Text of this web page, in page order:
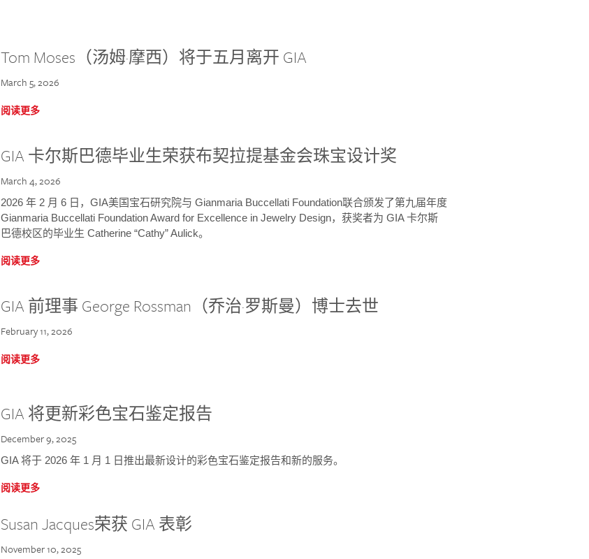
Tom Moses（汤姆·摩西）将于五月离开 GIA
March 5, 2026
阅读更多
GIA 卡尔斯巴德毕业生荣获布契拉提基金会珠宝设计奖
March 4, 2026
2026 年 2 月 6 日，GIA美国宝石研究院与 Gianmaria Buccellati Foundation联合颁发了第九届年度
Gianmaria Buccellati Foundation Award for Excellence in Jewelry Design，获奖者为 GIA 卡尔斯
巴德校区的毕业生 Catherine “Cathy” Aulick。
阅读更多
GIA 前理事 George Rossman（乔治·罗斯曼）博士去世
February 11, 2026
阅读更多
GIA 将更新彩色宝石鉴定报告
December 9, 2025
GIA 将于 2026 年 1 月 1 日推出最新设计的彩色宝石鉴定报告和新的服务。
阅读更多
Susan Jacques荣获 GIA 表彰
November 10, 2025